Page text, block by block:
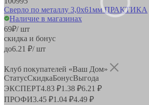
Сверло по металлу 3,0х61мм ПРАКТИКА
Наличие в магазинах
69₽/ шт
скидка и бонус
до6.21 ₽/ шт
Клуб покупателей «Ваш Дом»
СтатусСкидкаБонусВыгода
ЭКСПЕРТ4.83 ₽1.38 ₽6.21 ₽
ПРОФИ3.45 ₽1.04 ₽4.49 ₽